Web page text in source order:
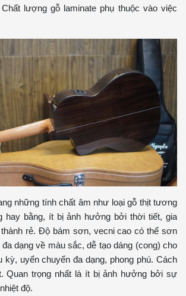
lượng gỗ laminate phụ thuộc vào việc
những tính chất âm như loại gỗ thịt tương
hay bằng, ít bị ảnh hưởng bởi thời tiết, gia
thành rẻ. Độ bám sơn, vecni cao có thể sơn
dạng về màu sắc, dễ tạo dáng (cong) cho
kỳ, uyển chuyển đa dạng, phong phú. Cách
Quan trọng nhất là ít bị ảnh hưởng bởi sự
độ.